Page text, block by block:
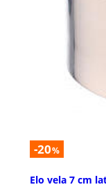
-20%
Elo vela 7 cm